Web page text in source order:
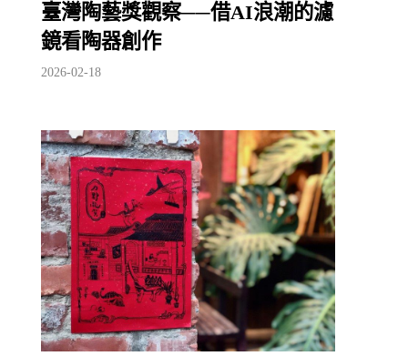
臺灣陶藝獎觀察──借AI浪潮的濾
鏡看陶器創作
2026-02-18